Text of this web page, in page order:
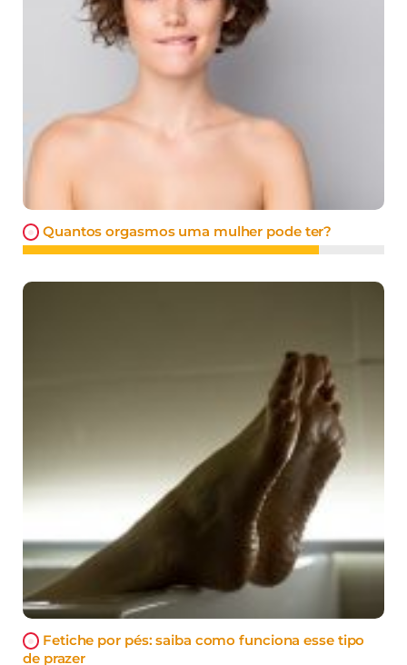
Quantos orgasmos uma mulher pode ter?
Fetiche por pés: saiba como funciona esse tipo
de prazer